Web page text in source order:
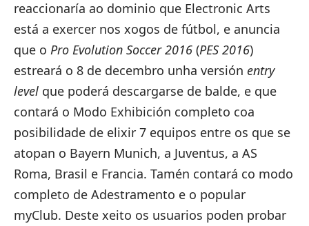
reaccionaría ao dominio que Electronic Arts
está a exercer nos xogos de fútbol, e anuncia
que o Pro Evolution Soccer 2016 (PES 2016)
estreará o 8 de decembro unha versión entry
level que poderá descargarse de balde, e que
contará o Modo Exhibición completo coa
posibilidade de elixir 7 equipos entre os que se
atopan o Bayern Munich, a Juventus, a AS
Roma, Brasil e Francia. Tamén contará co modo
completo de Adestramento e o popular
myClub. Deste xeito os usuarios poden probar